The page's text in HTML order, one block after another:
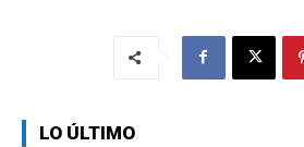
LO ÚLTIMO